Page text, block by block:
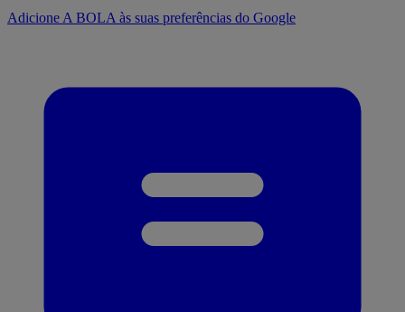
Adicione A BOLA às suas preferências do Google